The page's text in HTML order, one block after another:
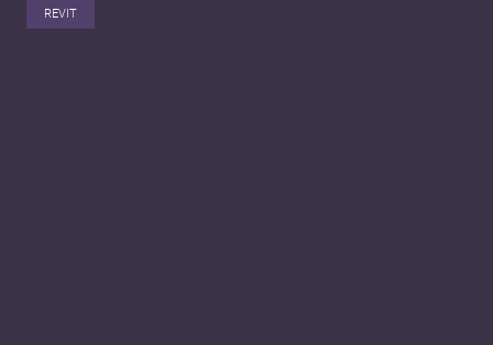
REVIT